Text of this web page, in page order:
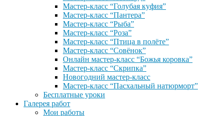
Мастер-класс “Голубая куфия”
Мастер-класс “Пантера”
Мастер-класс “Рыба”
Мастер-класс “Роза”
Мастер-класс “Птица в полёте”
Мастер-класс “Совёнок”
Онлайн мастер-класс “Божья коровка”
Мастер-класс “Скрипка”
Новогодний мастер-класс
Мастер-класс “Пасхальный натюрморт”
Бесплатные уроки
Галерея работ
Мои работы